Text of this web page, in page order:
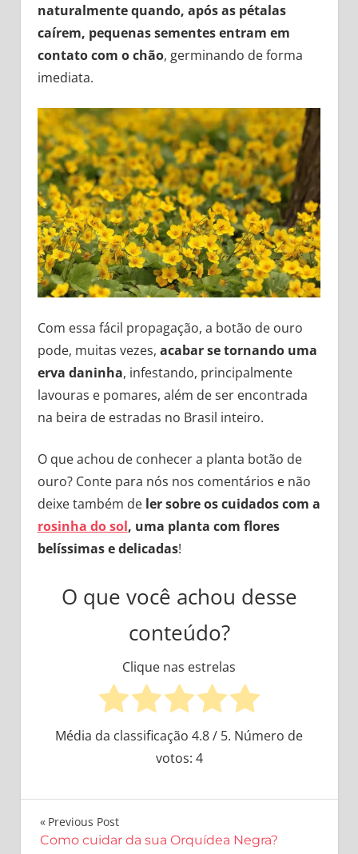
naturalmente quando, após as pétalas
caírem, pequenas sementes entram em
contato com o chão, germinando de forma
imediata.
Com essa fácil propagação, a botão de ouro
pode, muitas vezes, acabar se tornando uma
erva daninha, infestando, principalmente
lavouras e pomares, além de ser encontrada
na beira de estradas no Brasil inteiro.
O que achou de conhecer a planta botão de
ouro? Conte para nós nos comentários e não
deixe também deler sobre os cuidados com a
rosinha do sol, uma planta com flores
belíssimas e delicadas!
O que você achou desse
conteúdo?
Clique nas estrelas
Média da classificação 4.8/ 5. Número de
votos: 4
Navegação
Previous Post
Como cuidar da sua Orquídea Negra?